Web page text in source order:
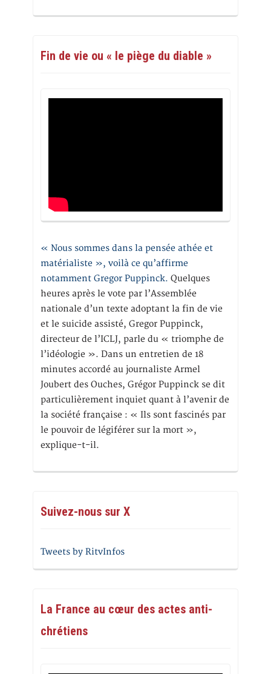
Fin de vie ou « le piège du diable »
« Nous sommes dans la pensée athée et
matérialiste », voilà ce qu’affirme
notamment Gregor Puppinck. Quelques
heures après le vote par l’Assemblée
nationale d’un texte adoptant la fin de vie
et le suicide assisté, Gregor Puppinck,
directeur de l’ICLJ, parle du « triomphe de
l’idéologie ». Dans un entretien de 18
minutes accordé au journaliste Armel
Joubert des Ouches, Grégor Puppinck se dit
particulièrement inquiet quant à l’avenir de
la société française : « Ils sont fascinés par
le pouvoir de légiférer sur la mort »,
explique-t-il.
Suivez-nous sur X
Tweets by RitvInfos
La France au cœur des actes anti-
chrétiens